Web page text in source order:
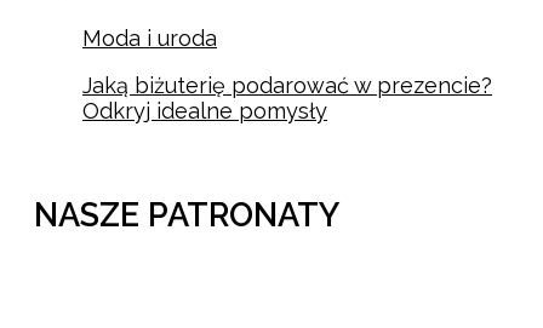
Moda i uroda
Jaką biżuterię podarować w prezencie?
Odkryj idealne pomysły
NASZE PATRONATY